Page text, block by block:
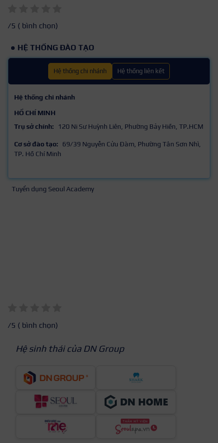
/5 ( bình chọn)
HỆ THỐNG ĐÀO TẠO
Hệ thống chi nhánh Hệ thống liên kết
Hệ thống chi nhánh
HỒ CHÍ MINH
Trụ sở chính:
120 Ni Sư Huỳnh Liên, Phường Bảy Hiền, TP.HCM
Cơ sở đào tạo:
69/39 Nguyễn Cửu Đàm, Phường Tân Sơn Nhì,
TP. Hồ Chí Minh
Tuyển dụng Seoul Academy
/5 ( bình chọn)
Hệ sinh thái của DN Group